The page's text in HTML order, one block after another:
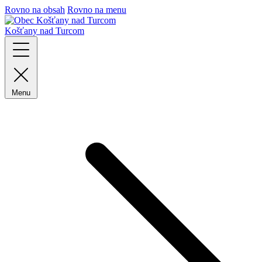
Rovno na obsah Rovno na menu
Košťany nad Turcom
Menu